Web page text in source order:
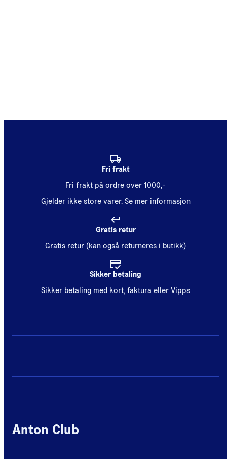
Fri frakt
Fri frakt på ordre over 1000,-
Gjelder ikke store varer. Se mer informasjon
Gratis retur
Gratis retur (kan også returneres i butikk)
Sikker betaling
Sikker betaling med kort, faktura eller Vipps
Anton Club